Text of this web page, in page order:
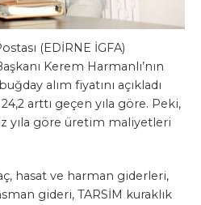
(EDİRNE İGFA)
Kerem Harmanlı’nın
alım fiyatını açıkladı
arttı geçen yıla göre. Peki,
yıla göre üretim maliyetleri
hasat ve harman giderleri,
gideri, TARSİM kuraklık